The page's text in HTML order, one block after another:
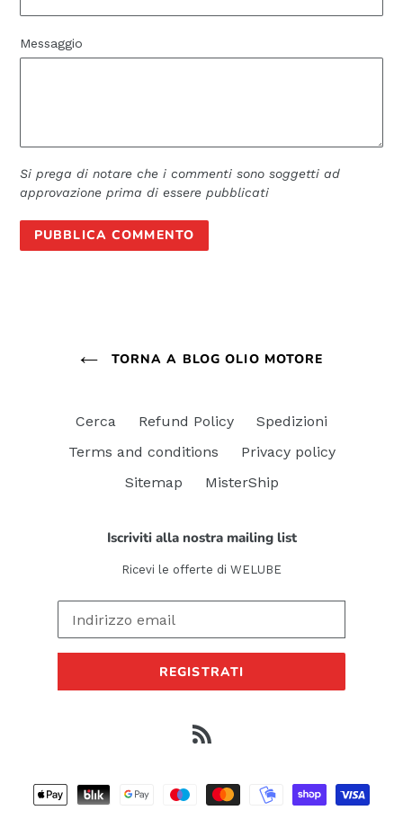
Messaggio
Si prega di notare che i commenti sono soggetti ad
approvazione prima di essere pubblicati
TORNA A BLOG OLIO MOTORE
Cerca Refund Policy
Spedizioni
Terms and conditions
Privacy policy
Sitemap
MisterShip
Iscriviti alla nostra mailing list
Ricevi le offerte di WELUBE
REGISTRATI
pagamento